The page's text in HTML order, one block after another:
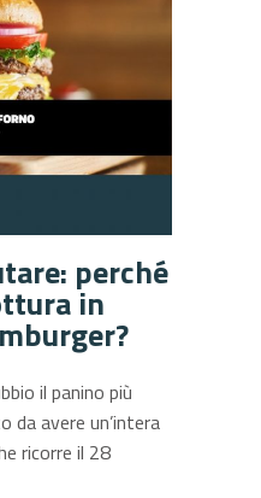
perché
in
il panino più
avere un’intera
ricorre il 28